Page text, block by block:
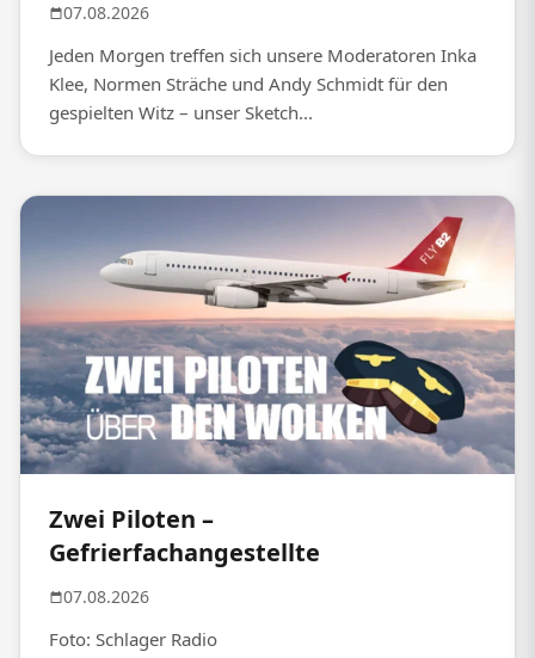
07.08.2026
Jeden Morgen treffen sich unsere Moderatoren Inka
Klee, Normen Sträche und Andy Schmidt für den
gespielten Witz – unser Sketch...
Zwei Piloten –
Gefrierfachangestellte
07.08.2026
Foto: Schlager Radio